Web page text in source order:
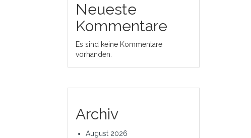
Neueste
Kommentare
Es sind keine Kommentare
vorhanden.
Archiv
August 2026